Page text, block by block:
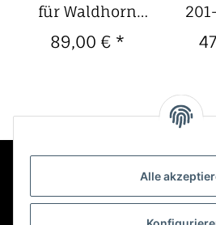
Alle
für Waldhorn
Modell E.
Schmid
89,00 € *